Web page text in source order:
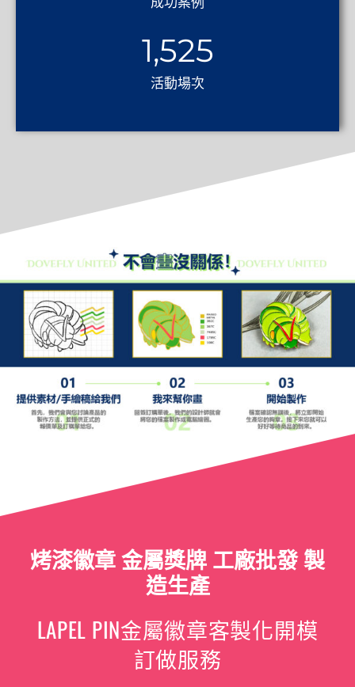
活動場次
1,525
烤漆徽章 金屬獎牌 工廠批發 製
造生產
LAPEL PIN金屬徽章客製化開模
訂做服務